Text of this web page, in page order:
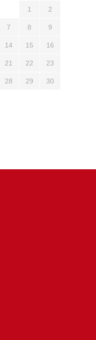
1 2
7 8 9
14 15 16
21 22 23
28 29 30